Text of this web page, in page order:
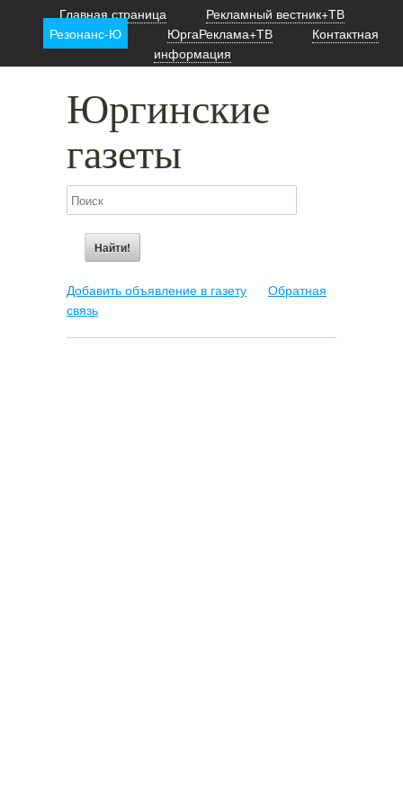
Главная страница
Рекламный вестник+ТВ
Резонанс-Ю
ЮргаРеклама+ТВ
Контактная
информация
Юргинские
газеты
Добавить объявление в газету
Обратная
связь